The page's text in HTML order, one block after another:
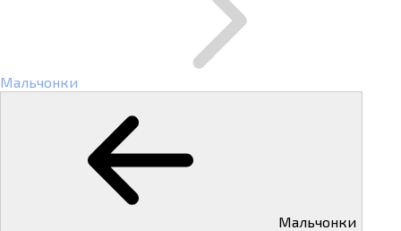
Мальчонки
Мальчонки